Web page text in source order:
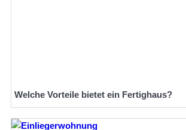
Welche Vorteile bietet ein Fertighaus?